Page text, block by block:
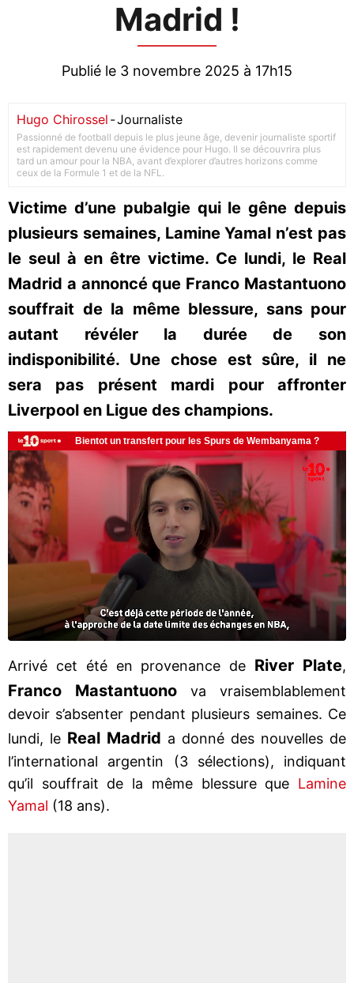
Madrid !
Publié le 3 novembre 2025 à 17h15
Hugo Chirossel -Journaliste
Passionné de football depuis le plus jeune âge, devenir journaliste sportif
est rapidement devenu une évidence pour Hugo. Il se découvrira plus
tard un amour pour la NBA, avant d’explorer d’autres horizons comme
ceux de la Formule 1 et de la NFL.
Victime d’une pubalgie qui le gêne depuis
plusieurs semaines, Lamine Yamal n’est pas
le seul à en être victime. Ce lundi, le Real
Madrid a annoncé que Franco Mastantuono
souffrait de la même blessure, sans pour
autant révéler la durée de son
indisponibilité. Une chose est sûre, il ne
sera pas présent mardi pour affronter
Liverpool en Ligue des champions.
Arrivé cet été en provenance de River Plate,
Franco Mastantuono va vraisemblablement
devoir s’absenter pendant plusieurs semaines. Ce
lundi, le Real Madrid a donné des nouvelles de
l’international argentin (3 sélections), indiquant
qu’il souffrait de la même blessure que Lamine
Yamal (18 ans).